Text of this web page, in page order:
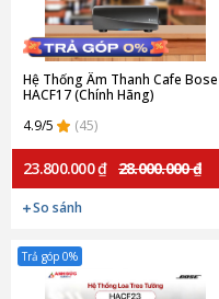
Hệ Thống Âm Thanh Cafe Bose
HACF17 (Chính Hãng)
4.9/5
(45)
23.800.000 ₫ 28.000.000 ₫
So sánh
Trả góp 0%